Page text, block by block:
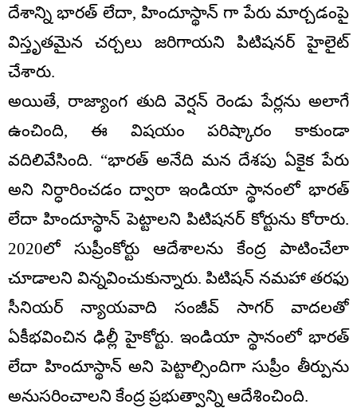
దేశాన్ని భారత్ లేదా, హిందూస్థాన్ గా పేరు మార్చడంపై
విస్తృతమైన చర్చలు జరిగాయని పిటిషనర్ హైలైట్
చేశారు.
అయితే, రాజ్యాంగ తుది వెర్షన్ రెండు పేర్లను అలాగే
ఉంచింది, ఈ విషయం పరిష్కారం కాకుండా
వదిలివేసింది. “భారత్ అనేది మన దేశపు ఏకైక పేరు
అని నిర్ధారించడం ద్వారా ఇండియా స్థానంలో భారత్‌
లేదా హిందూస్థాన్‌ పెట్టాలని పిటిషనర్‌ కోర్టును కోరారు.
2020లో సుప్రీంకోర్టు ఆదేశాలను కేంద్ర పాటించేలా
చూడాలని విన్నవించుకున్నారు. పిటిషన్‌ నమహా తరఫు
సీనియర్‌ న్యాయవాది సంజీవ్‌ సాగర్‌ వాదలతో
ఏకీభవించిన ఢిల్లీ హైకోర్టు. ఇండియా స్థానంలో భారత్‌
లేదా హిందూస్థాన్‌ అని పెట్టాల్సిందిగా సుప్రీం తీర్పును
అనుసరించాలని కేంద్ర ప్రభుత్వాన్ని ఆదేశించింది.